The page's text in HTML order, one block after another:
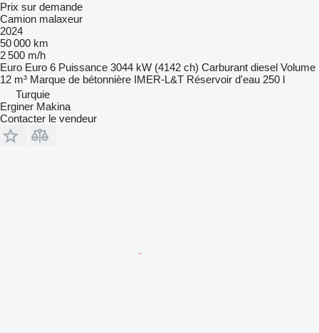
Prix sur demande
Camion malaxeur
2024
50 000 km
2 500 m/h
Euro Euro 6 Puissance 3044 kW (4142 ch) Carburant diesel Volume
12 m³ Marque de bétonnière IMER-L&T Réservoir d'eau 250 l
Turquie
Erginer Makina
Contacter le vendeur